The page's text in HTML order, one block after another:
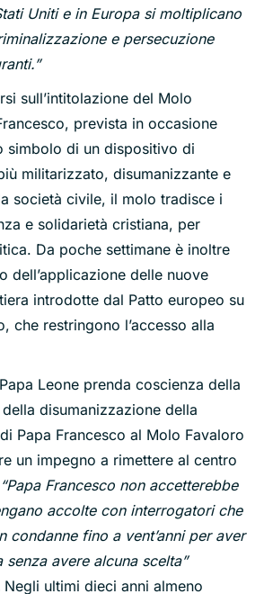
Uniti e in Europa si moltiplicano
e persecuzione
sull’intitolazione del Molo
prevista in occasione
simbolo di un dispositivo di
militarizzato, disumanizzante e
società civile, il molo tradisce i
e solidarietà cristiana, per
Da poche settimane è inoltre
dell’applicazione delle nuove
introdotte dal Patto europeo su
che restringono l’accesso alla
Leone prenda coscienza della
disumanizzazione della
Papa Francesco al Molo Favaloro
un impegno a rimettere al centro
“Papa Francesco non accetterebbe
accolte con interrogatori che
condanne fino a vent’anni per aver
avere alcuna scelta”
Negli ultimi dieci anni almeno